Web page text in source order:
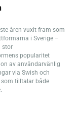
åren vuxit fram som
i Sverige –
stor
popularitet
av användarvänlig
via Swish och
tilltalar både